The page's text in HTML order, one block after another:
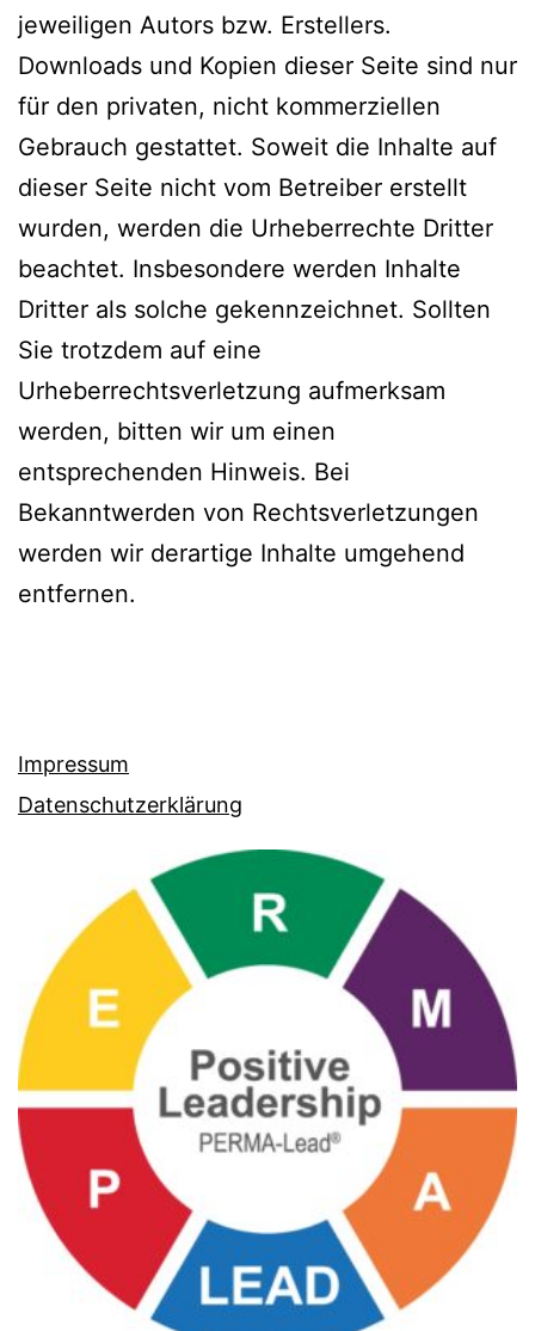
jeweiligen Autors bzw. Erstellers.
Downloads und Kopien dieser Seite sind nur
für den privaten, nicht kommerziellen
Gebrauch gestattet. Soweit die Inhalte auf
dieser Seite nicht vom Betreiber erstellt
wurden, werden die Urheberrechte Dritter
beachtet. Insbesondere werden Inhalte
Dritter als solche gekennzeichnet. Sollten
Sie trotzdem auf eine
Urheberrechtsverletzung aufmerksam
werden, bitten wir um einen
entsprechenden Hinweis. Bei
Bekanntwerden von Rechtsverletzungen
werden wir derartige Inhalte umgehend
entfernen.
Impressum
Datenschutzerklärung